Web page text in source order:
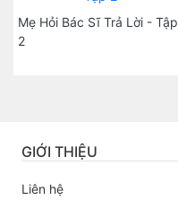
Mẹ Hỏi Bác Sĩ Trả Lời - Tập
2
GIỚI THIỆU
Liên hệ